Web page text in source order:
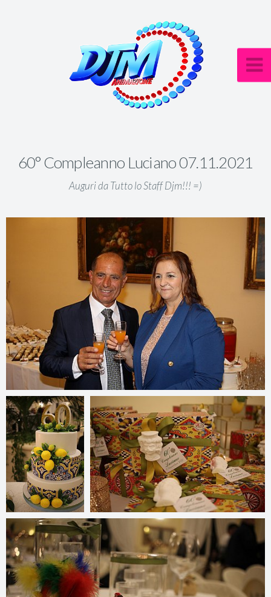
60° Compleanno Luciano 07.11.2021
Auguri da Tutto lo Staff Djm!!! =)